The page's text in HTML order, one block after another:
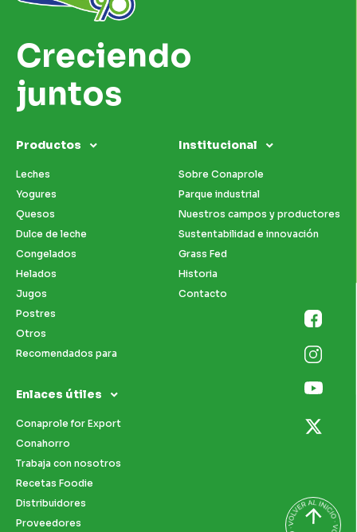
Creciendo
juntos
Productos
Leches
Yogures
Quesos
Dulce de leche
Congelados
Helados
Jugos
Postres
Otros
Recomendados para
Institucional
Sobre Conaprole
Parque industrial
Nuestros campos y productores
Sustentabilidad e innovación
Grass Fed
Historia
Contacto
Enlaces útiles
Conaprole for Export
Conahorro
Trabaja con nosotros
Recetas Foodie
Distribuidores
Proveedores